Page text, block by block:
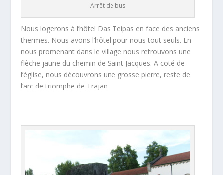
Arrêt de bus
Nous logerons à l’hôtel Das Teipas en face des anciens
thermes. Nous avons l’hôtel pour nous tout seuls. En
nous promenant dans le village nous retrouvons une
flèche jaune du chemin de Saint Jacques. A coté de
l’église, nous découvrons une grosse pierre, reste de
l’arc de triomphe de Trajan